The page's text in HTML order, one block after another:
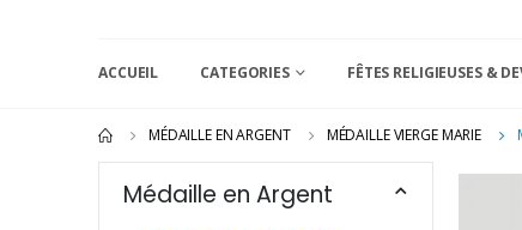
ACCUEIL CATEGORIES FÊTES RELIGIEUSES &
MÉDAILLE EN ARGENT MÉDAILLE VIERGE MARIE
Médaille en Argent